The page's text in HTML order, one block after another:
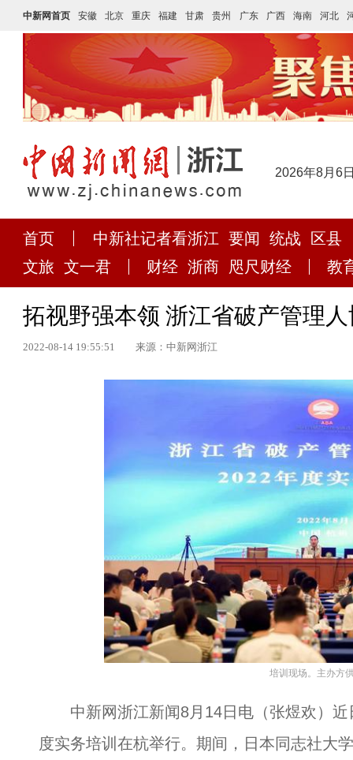
中新网首页 安徽 北京 重庆 福建 甘肃 贵州 广东 广西 海南 河北
2026年8月6
首页 中新社记者看浙江 要闻 统战
区县
文旅 文一君 财经 浙商 咫尺财经 教
拓视野强本领 浙江省破产管理
2022-08-14 19:55:51 来源：中新网浙江
培训现场。主办方
中新网浙江新闻8月14日电（张煜欢）近
度实务培训在杭举行。期间，日本同志社大